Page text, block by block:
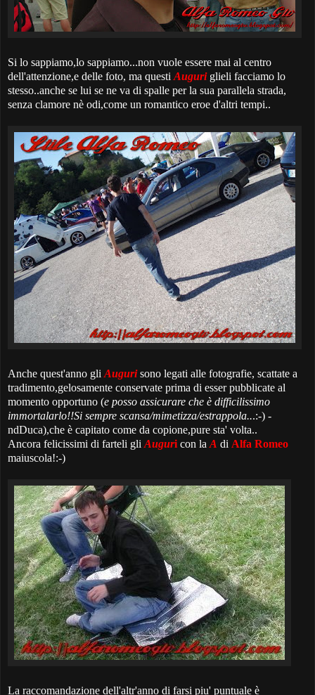
Si lo sappiamo,lo sappiamo...non vuole essere mai al centro
dell'attenzione,e delle foto, ma questi Auguri glieli facciamo lo
stesso..anche se lui se ne va di spalle per la sua parallela strada,
senza clamore nè odi,come un romantico eroe d'altri tempi..
Anche quest'anno gli Augurisono legati alle fotografie, scattate a
tradimento,gelosamente conservate prima di esser pubblicate al
momento opportuno (e posso assicurare che è difficilissimo
immortalarlo!!Si sempre scansa/mimetizza/estrappola...:-) -
ndDuca),che è capitato come da copione,pure sta' volta..
Ancora felicissimi di farteli gli Auguri con la A di Alfa Romeo
maiuscola!:-)
La raccomandazione dell'altr'anno di farsi piu' puntuale è